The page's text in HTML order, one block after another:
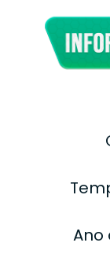
Ano